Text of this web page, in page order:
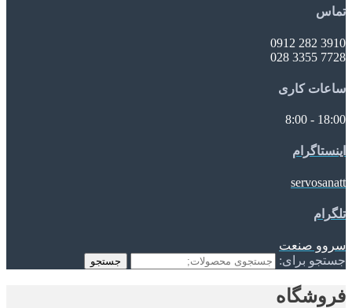
تماس
3910 282 0912
7728 3355 028
ساعات کاری
18:00 - 8:00
اینستاگرام
servosanatt
تلگرام
سروو صنعت
جستجو برای:
جستجو
فروشگاه